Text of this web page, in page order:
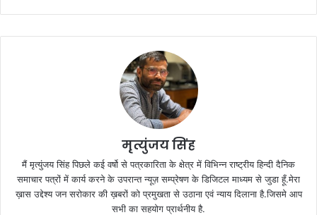
मृत्युंजय सिंह
मैं मृत्युंजय सिंह पिछले कई वर्षो से पत्रकारिता के क्षेत्र में विभिन्न राष्ट्रीय हिन्दी दैनिक
समाचार पत्रों में कार्य करने के उपरान्त न्यूज़ सम्प्रेषण के डिजिटल माध्यम से जुडा हूँ.मेरा
ख़ास उद्देश्य जन सरोकार की ख़बरों को प्रमुखता से उठाना एवं न्याय दिलाना है.जिसमे आप
सभी का सहयोग प्रार्थनीय है.